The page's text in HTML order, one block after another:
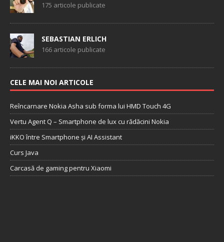
175 articole publicate
SEBASTIAN ERLICH
166 articole publicate
CELE MAI NOI ARTICOLE
Reîncarnare Nokia Asha sub forma lui HMD Touch 4G
Vertu Agent Q – Smartphone de lux cu rădăcini Nokia
iKKO între Smartphone și AI Assistant
Curs Java
Carcasă de gaming pentru Xiaomi